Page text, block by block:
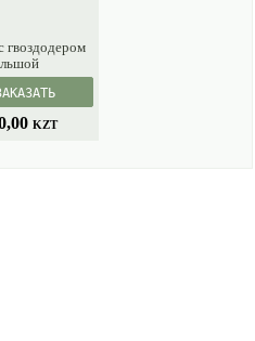
KZT
гвоздодером